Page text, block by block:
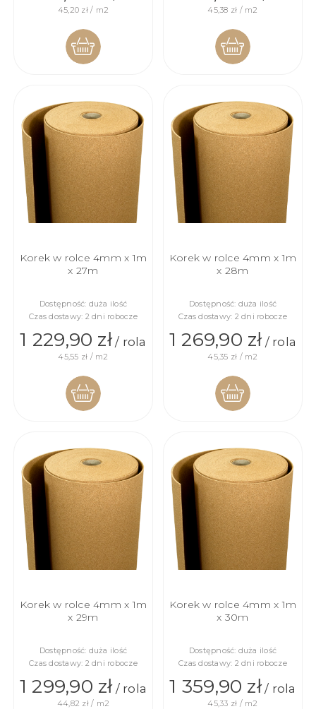
45,20 zł / m2
KOSZYKA
45,38 zł / m2
KOSZYKA
Korek w rolce 4mm x 1m
x 27m
Dostępność: duża ilość
Czas dostawy: 2 dni robocze
1 229,90 zł/ rola
45,55 zł / m2
KOSZYKA
Korek w rolce 4mm x 1m
x 28m
Dostępność: duża ilość
Czas dostawy: 2 dni robocze
1 269,90 zł/ rola
45,35 zł / m2
KOSZYKA
Korek w rolce 4mm x 1m
x 29m
Dostępność: duża ilość
Czas dostawy: 2 dni robocze
1 299,90 zł/ rola
44,82 zł / m2
Korek w rolce 4mm x 1m
x 30m
Dostępność: duża ilość
Czas dostawy: 2 dni robocze
1 359,90 zł/ rola
45,33 zł / m2